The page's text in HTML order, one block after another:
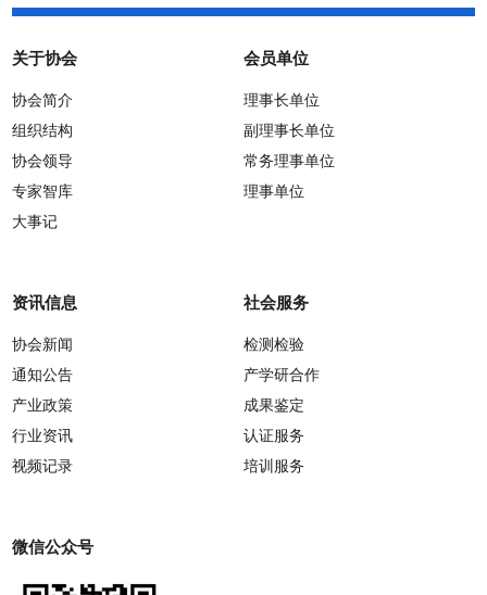
关于协会
协会简介
组织结构
协会领导
专家智库
大事记
会员单位
理事长单位
副理事长单位
常务理事单位
理事单位
资讯信息
协会新闻
通知公告
产业政策
行业资讯
视频记录
社会服务
检测检验
产学研合作
成果鉴定
认证服务
培训服务
微信公众号